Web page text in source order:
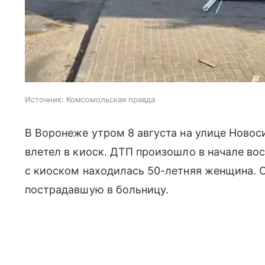
Источник: Комсомольская правда
В Воронеже утром 8 августа на улице
влетел в киоск. ДТП произошло в начале
с киоском находилась 50-летняя женщина.
пострадавшую в больницу.